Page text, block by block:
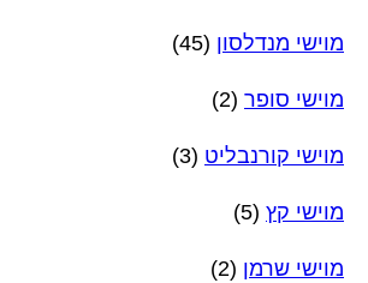
מוישי מנדלסון (45)
מוישי סופר (2)
מוישי קורנבליט (3)
מוישי קץ (5)
מוישי שרמן (2)